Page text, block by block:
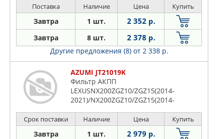
2015)/BladeAZE154H/AZE156H(2006-
2012)/Corolla Al
Поставка Наличие Цена Купить
Завтра 1 шт. 2 352 р.
Завтра 8 шт. 2 378 р.
Другие предложения (8) от 2 338 р.
AZUMI JT21019K
Фильтр АКПП
LEXUSNX200ZGZ10/ZGZ15(2014-
2021)/NX200ZGZ10/ZGZ15(2014-
2021)/NX300AGZ15(2017-
2021)/RC350GSC15(2014-...)
Срок поставки Наличие Цена Купить
Завтра 1 шт. 2 979 р.